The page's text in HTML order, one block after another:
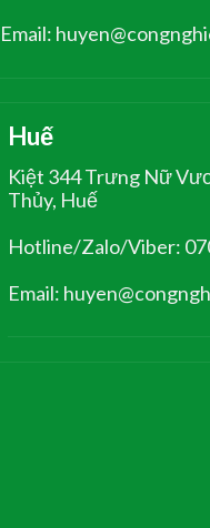
Email:
Huế
Kiệt 344 Trưng Nữ
Thủy, Huế
Hotline/Zalo/Viber:
Email: